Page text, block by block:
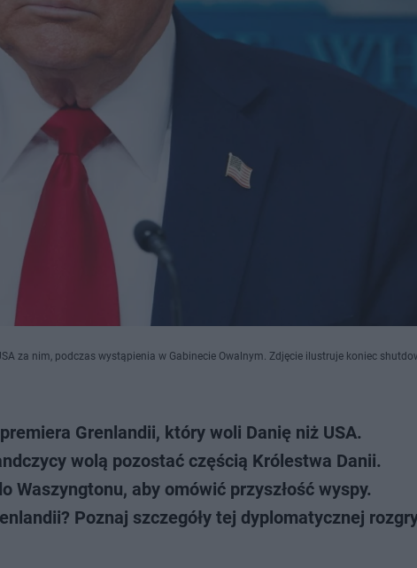
za nim, podczas wystąpienia w Gabinecie Owalnym. Zdjęcie ilustruje koniec
Grenlandii, który woli Danię niż USA.
wolą pozostać częścią Królestwa Danii.
Waszyngtonu, aby omówić przyszłość wyspy.
Poznaj szczegóły tej dyplomatycznej